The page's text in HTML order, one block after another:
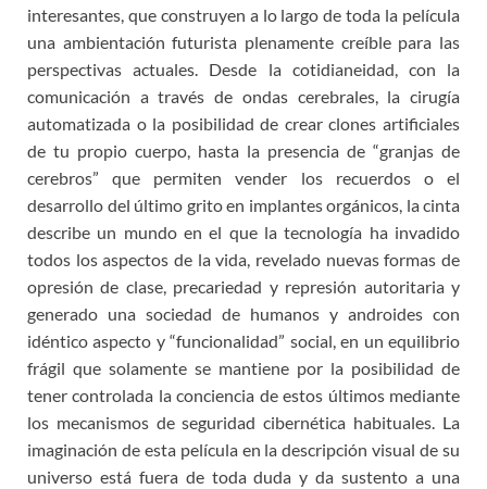
interesantes, que construyen a lo largo de toda la película
una ambientación futurista plenamente creíble para las
perspectivas actuales. Desde la cotidianeidad, con la
comunicación a través de ondas cerebrales, la cirugía
automatizada o la posibilidad de crear clones artificiales
de tu propio cuerpo, hasta la presencia de “granjas de
cerebros” que permiten vender los recuerdos o el
desarrollo del último grito en implantes orgánicos, la cinta
describe un mundo en el que la tecnología ha invadido
todos los aspectos de la vida, revelado nuevas formas de
opresión de clase, precariedad y represión autoritaria y
generado una sociedad de humanos y androides con
idéntico aspecto y “funcionalidad” social, en un equilibrio
frágil que solamente se mantiene por la posibilidad de
tener controlada la conciencia de estos últimos mediante
los mecanismos de seguridad cibernética habituales. La
imaginación de esta película en la descripción visual de su
universo está fuera de toda duda y da sustento a una